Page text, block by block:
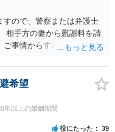
すので、警察または弁護士
相手方の妻から慰謝料を請
ご事情からすると減額交渉
希望
年以上の婚姻期間
役にたった 39